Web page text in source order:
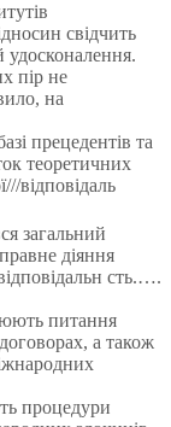
свідчить
удосконалення.
пір не
на
прецедентів та
теоретичних
відповідаль
загальний
діяння
сть.….
питання
а також
процедури